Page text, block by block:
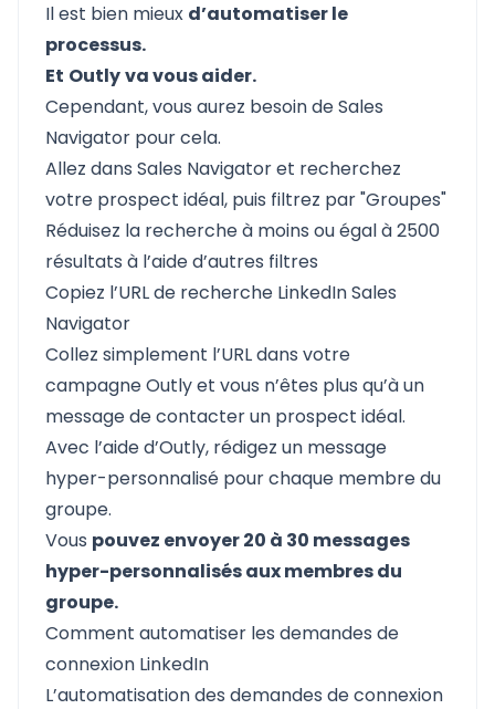
Il est bien mieux d’automatiser le
processus.
Et Outlyva vous aider.
Cependant, vous aurez besoin de Sales
Navigator pour cela.
Allez dans Sales Navigator et recherchez
votre prospect idéal, puis filtrez par "Groupes"
Réduisez la recherche à moins ou égal à 2500
résultats à l’aide d’autres filtres
Copiez l’URL de recherche LinkedIn Sales
Navigator
Collez simplement l’URL dans votre
campagneOutlyet vous n’êtes plus qu’à un
message de contacter un prospect idéal.
Avec l’aide d’Outly, rédigez un message
hyper-personnalisé pour chaque membre du
groupe.
Vous pouvez envoyer 20 à 30 messages
hyper-personnalisés aux membres du
groupe.
Comment automatiser les demandes de
connexion LinkedIn
L’automatisation des demandes de connexion